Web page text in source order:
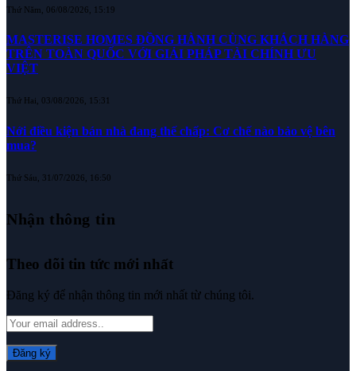
Thứ Năm, 06/08/2026, 15:19
MASTERISE HOMES ĐỒNG HÀNH CÙNG KHÁCH HÀNG
TRÊN TOÀN QUỐC VỚI GIẢI PHÁP TÀI CHÍNH ƯU
VIỆT
Thứ Hai, 03/08/2026, 15:31
Nới điều kiện bán nhà đang thế chấp: Cơ chế nào bảo vệ bên
mua?
Thứ Sáu, 31/07/2026, 16:50
Nhận thông tin
Theo dõi tin tức mới nhất
Đăng ký để nhận thông tin mới nhất từ chúng tôi.